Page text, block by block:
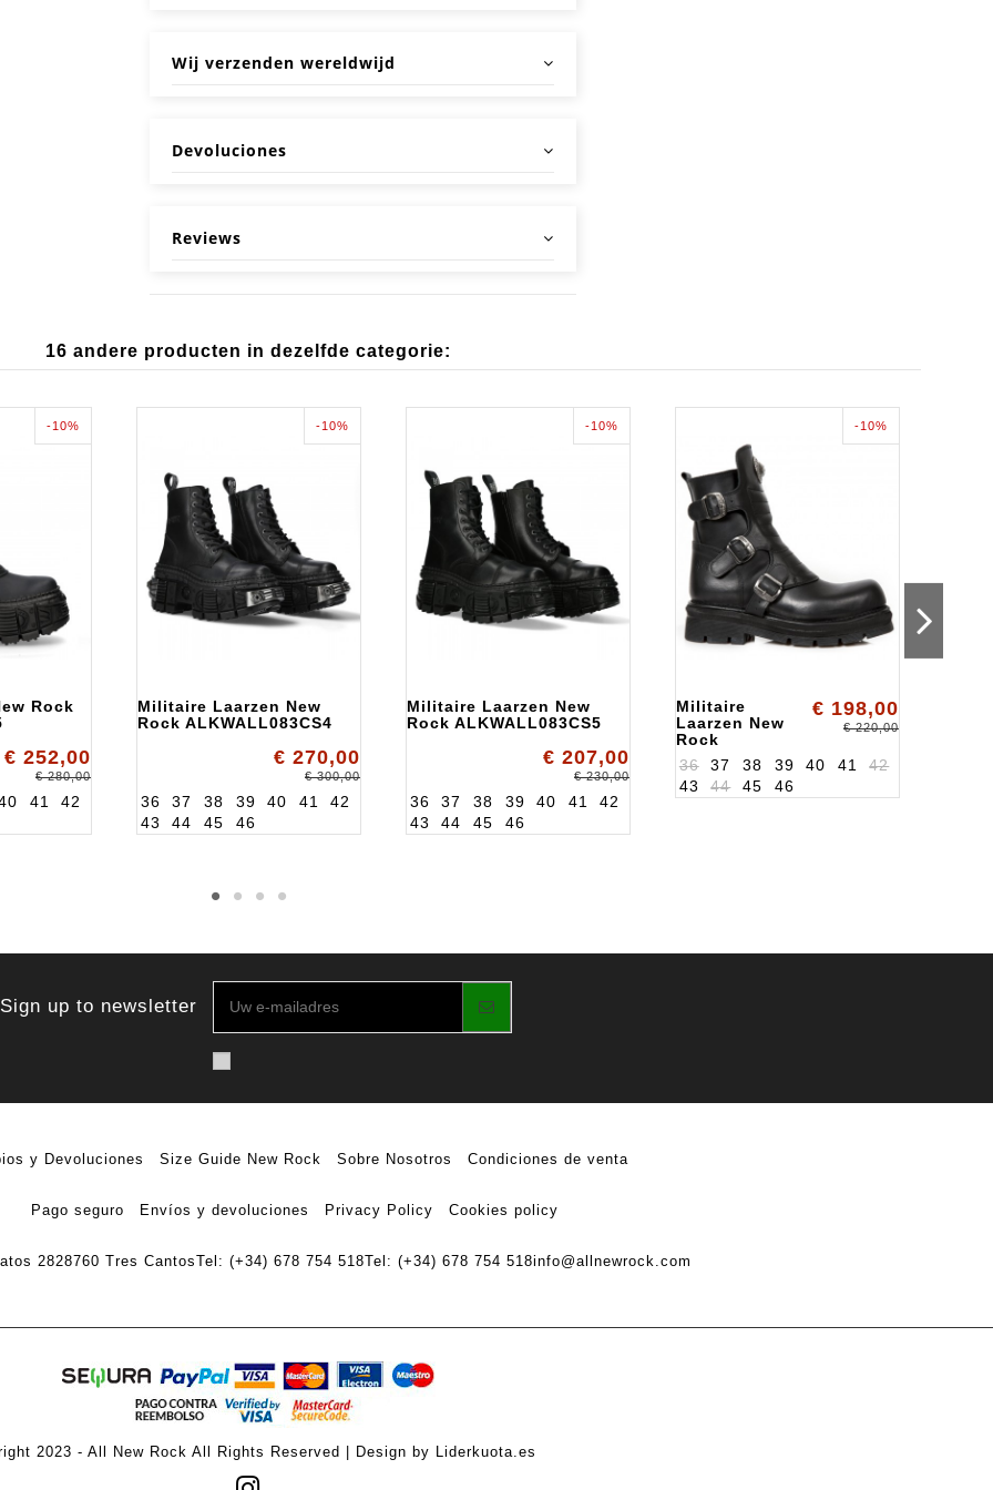
Wij verzenden wereldwijd
Devoluciones
Reviews
16 andere producten in dezelfde categorie:
-10%
Rock
€ 252,00
€ 280,00
41 42
-10%
Militaire Laarzen New
Rock ALKWALL083CS4
€ 270,00
€ 300,00
36 37 38 39 40 41
42
43
44 45 46
-10%
Militaire Laarzen New
Rock ALKWALL083CS5
€ 207,00
€ 230,00
36 37 38 39 40 41
42
43
44 45 46
-10%
Militaire
Laarzen New
Rock
ALK1482XS4
€ 198,00
€ 220,00
36 37 38 39 40 41
42
43
44 45 46
Sign up to newsletter
y Devoluciones Size Guide New Rock Sobre Nosotros Condiciones de venta
Pago seguro Envíos y devoluciones Privacy Policy Cookies policy
2828760 Tres CantosTel: (+34) 678 754 518Tel: (+34) 678 754 518info@allnewrock.com
2023 - All New Rock All Rights Reserved | Design by Liderkuota.es